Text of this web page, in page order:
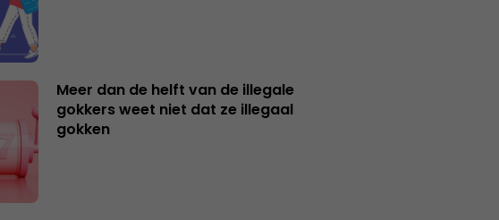
Meer dan de helft van de illegale
gokkers weet niet dat ze illegaal
gokken